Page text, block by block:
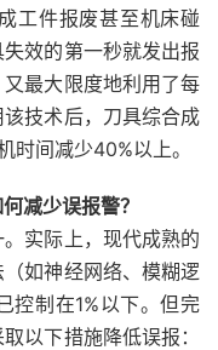
工件报废甚至机床碰
效的第一秒就发出报
最大限度地利用了每
技术后，刀具综合成
时间减少40%以上。
减少误报警？
实际上，现代成熟的
如神经网络、模糊逻
控制在1%以下。但完
以下措施降低误报：